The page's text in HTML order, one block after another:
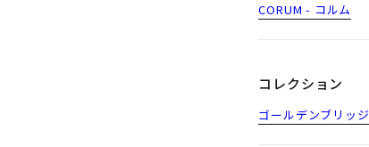
CORUM - コルム
コレクション
ゴールデンブリッジ